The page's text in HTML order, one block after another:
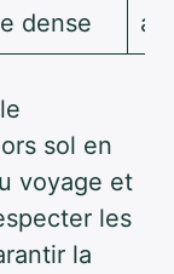
dense
sol en
voyage et
les
la